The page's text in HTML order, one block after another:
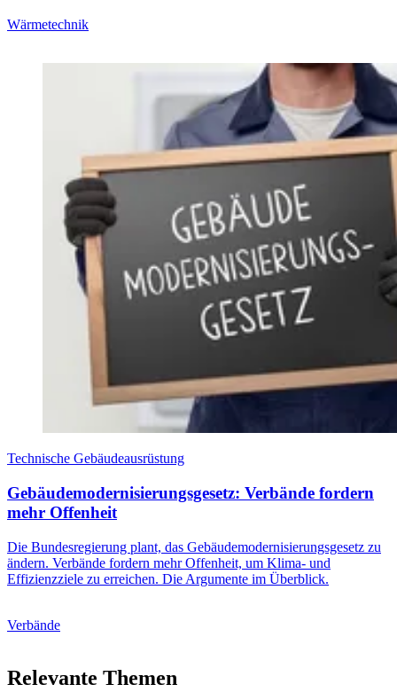
Wärmetechnik
Technische Gebäudeausrüstung
Gebäudemodernisierungsgesetz: Verbände fordern
mehr Offenheit
Die Bundesregierung plant, das Gebäudemodernisierungsgesetz zu
ändern. Verbände fordern mehr Offenheit, um Klima- und
Effizienzziele zu erreichen. Die Argumente im Überblick.
Verbände
Relevante Themen